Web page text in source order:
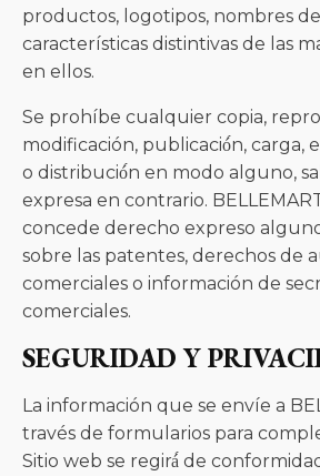
productos, logotipos, nombres
características distintivas de las
en ellos.
Se prohíbe cualquier copia,
modificación, publicació́n, carga,
o distribució́n en modo alguno,
expresa en contrario.
concede derecho expreso
sobre las patentes, derechos de
comerciales o información de
comerciales.
SEGURIDAD Y
La información que se envíe a
través de formularios para
Sitio web se regirá́ de